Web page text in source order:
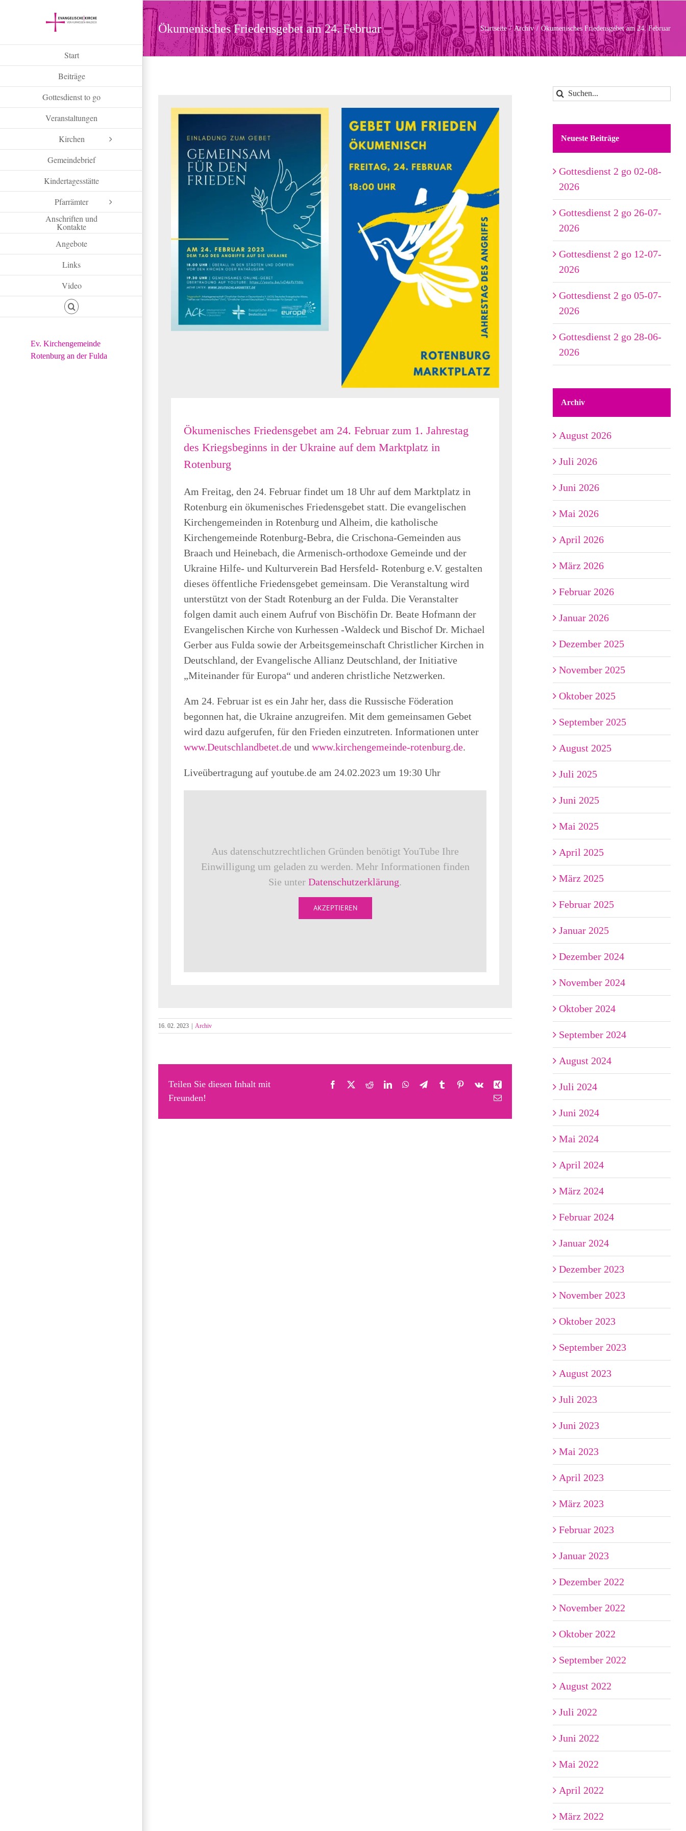
Start
Beiträge
Gottesdienst to go
Veranstaltungen
Kirchen
Gemeindebrief
Kindertagesstätte
Pfarrämter
Anschriften und
Kontakte
Angebote
Links
Video
Ev. Kirchengemeinde
Rotenburg an der Fulda
Ökumenisches Friedensgebet am 24. Februar Startseite Archiv Ökumenisches Friedensgebet am 24. Februar
Ökumenisches Friedensgebet am 24. Februar zum 1. Jahrestag
des Kriegsbeginns in der Ukraine auf dem Marktplatz in
Rotenburg
Am Freitag, den 24. Februar findet um 18 Uhr auf dem Marktplatz in
Rotenburg ein ökumenisches Friedensgebet statt. Die evangelischen
Kirchengemeinden in Rotenburg und Alheim, die katholische
Kirchengemeinde Rotenburg-Bebra, die Crischona-Gemeinden aus
Braach und Heinebach, die Armenisch-orthodoxe Gemeinde und der
Ukraine Hilfe- und Kulturverein Bad Hersfeld- Rotenburg e.V. gestalten
dieses öffentliche Friedensgebet gemeinsam. Die Veranstaltung wird
unterstützt von der Stadt Rotenburg an der Fulda. Die Veranstalter
folgen damit auch einem Aufruf von Bischöfin Dr. Beate Hofmann der
Evangelischen Kirche von Kurhessen -Waldeck und Bischof Dr. Michael
Gerber aus Fulda sowie der Arbeitsgemeinschaft Christlicher Kirchen in
Deutschland, der Evangelische Allianz Deutschland, der Initiative
„Miteinander für Europa“ und anderen christliche Netzwerken.
Am 24. Februar ist es ein Jahr her, dass die Russische Föderation
begonnen hat, die Ukraine anzugreifen. Mit dem gemeinsamen Gebet
wird dazu aufgerufen, für den Frieden einzutreten. Informationen unter
www.Deutschlandbetet.de und www.kirchengemeinde-rotenburg.de.
Liveübertragung auf youtube.de am 24.02.2023 um 19:30 Uhr
Aus datenschutzrechtlichen Gründen benötigt YouTube Ihre
Einwilligung um geladen zu werden. Mehr Informationen finden
Sie unterDatenschutzerklärung.
AKZEPTIEREN
16. 02. 2023 | Archiv
Teilen Sie diesen Inhalt mit
Freunden!
Facebook RedditLinkedInWhatsApp
TelegramTumblr Pinterest
Vk
Xing
E-
Suche
Neueste Beiträge
Gottesdienst 2 go 02-08-
2026
Gottesdienst 2 go 26-07-
2026
Gottesdienst 2 go 12-07-
2026
Gottesdienst 2 go 05-07-
2026
Gottesdienst 2 go 28-06-
2026
Archiv
August 2026
Juli 2026
Juni 2026
Mai 2026
April 2026
März 2026
Februar 2026
Januar 2026
Dezember 2025
November 2025
Oktober 2025
September 2025
August 2025
Juli 2025
Juni 2025
Mai 2025
April 2025
März 2025
Februar 2025
Januar 2025
Dezember 2024
November 2024
Oktober 2024
September 2024
August 2024
Juli 2024
Juni 2024
Mai 2024
April 2024
März 2024
Februar 2024
Januar 2024
Dezember 2023
November 2023
Oktober 2023
September 2023
August 2023
Juli 2023
Juni 2023
Mai 2023
April 2023
März 2023
Februar 2023
Januar 2023
Dezember 2022
November 2022
Oktober 2022
September 2022
August 2022
Juli 2022
Juni 2022
Mai 2022
April 2022
März 2022